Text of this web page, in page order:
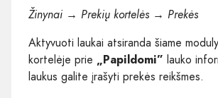
Žinynai → Prekių kortelės → Prekės
Aktyvuoti laukai atsiranda šiame
kortelėje prie „Papildomi” lauko
laukus galite įrašyti prekės reikšmes.